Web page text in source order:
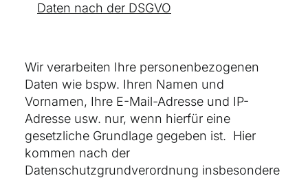
Daten nach der DSGVO
Wir verarbeiten Ihre personenbezogenen
Daten wie bspw. Ihren Namen und
Vornamen, Ihre E-Mail-Adresse und IP-
Adresse usw. nur, wenn hierfür eine
gesetzliche Grundlage gegeben ist. Hier
kommen nach der
Datenschutzgrundverordnung insbesondere